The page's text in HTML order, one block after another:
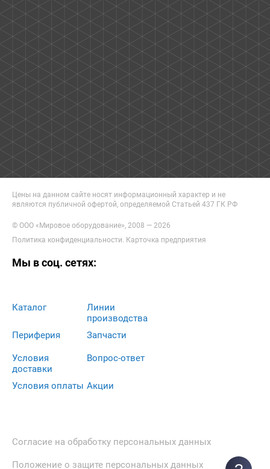
Цены на данном сайте носят информационный характер и не
являются публичной офертой, определяемой Статьей 437 ГК РФ
© ООО «Мировое оборудование», 2008 — 2026
Политика конфиденциальности Карточка предприятия
Мы в соц. сетях:
Каталог
Периферия
Линии
производства
Запчасти
Условия
доставки
Условия оплаты
Вопрос-ответ
Акции
Согласие на обработку персональных данных
Положение о защите персональных данных